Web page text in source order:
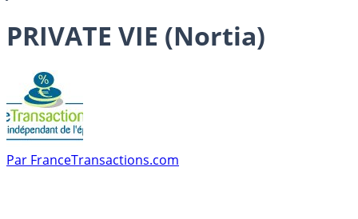
PRIVATE VIE (Nortia)
Par FranceTransactions.com